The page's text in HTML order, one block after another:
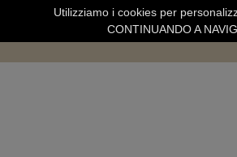
SPEDIZIONE GRATUITA SOPRA 99
Utilizziamo i cookies per
CONTINUANDO A